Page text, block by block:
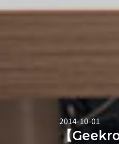
2014-10-01
【